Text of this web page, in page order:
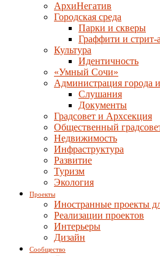
АрхиНегатив
Городская среда
Парки и скверы
Граффити и стрит-
Культура
Идентичность
«Умный Сочи»
Администрация города
Слушания
Документы
Градсовет и Архсекция
Общественный
Недвижимость
Инфраструктура
Развитие
Туризм
Экология
Проекты
Иностранные проекты
Реализации проектов
Интерьеры
Дизайн
Сообщество